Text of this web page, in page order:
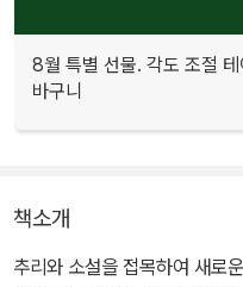
8월 특별 선물. 각도 조절 테
바구니
책소개
추리와 소설을 접목하여 새로